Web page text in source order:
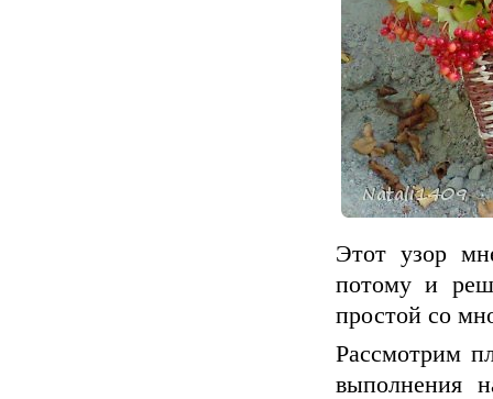
Этот узор
потому и
простой со
Рассмотрим
выполнения